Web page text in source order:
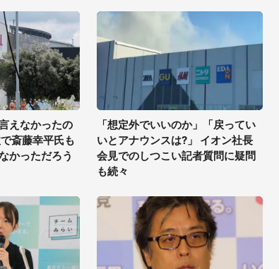
えなかったの
斎藤幸平氏も
かっただろう
「想定外でいいのか」「戻ってい
いとアナウンスは?」 イオン社長
会見でのしつこい記者質問に疑問
も続々